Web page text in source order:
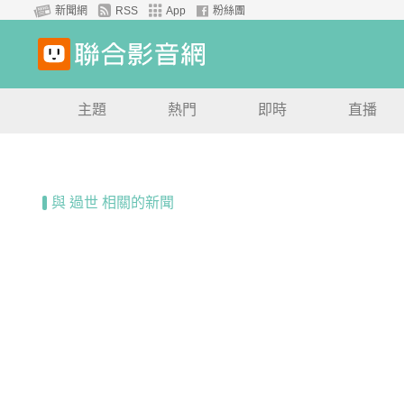
新聞網 RSS App 粉絲團
主題 熱門 即時 直播
與 過世 相關的新聞